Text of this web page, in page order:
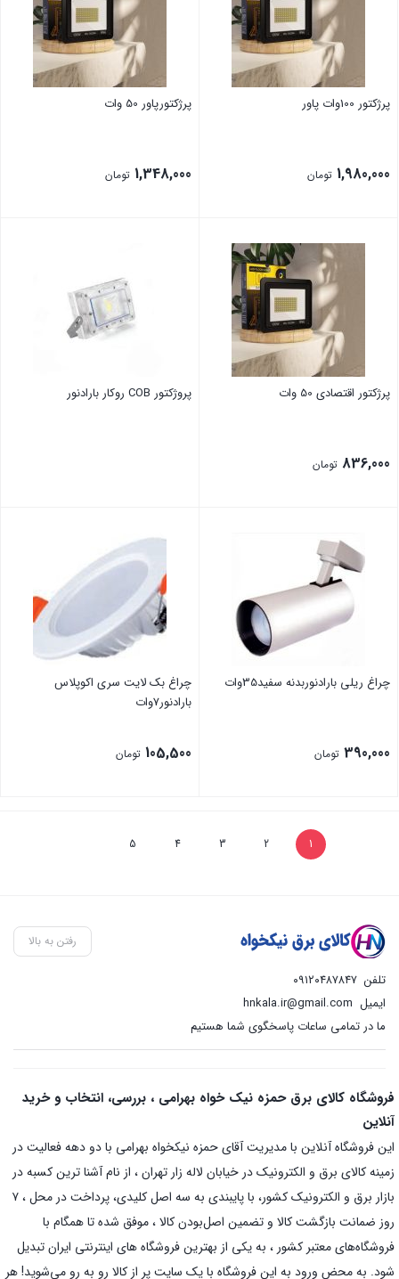
پرژکتور 100وات پاور
1,980,000 تومان
پرژکتورپاور 50 وات
1,348,000 تومان
پرژکتور اقتصادی 50 وات
836,000 تومان
پروژکتور COB روکار بارادنور
چراغ ریلی بارادنوربدنه سفید35وات
390,000 تومان
چراغ بک لایت سری اکوپلاس
بارادنور7وات
105,500 تومان
1
2
3
4
5
رفتن به بالا
تلفن ۰۹۱۲۰۴۸۷۸۴۷
ایمیل hnkala.ir@gmail.com
ما در تمامی ساعات پاسخگوی شما هستیم
فروشگاه کالای برق حمزه نیک خواه بهرامی ، بررسی، انتخاب و خرید
آنلاین
این فروشگاه آنلاین با مدیریت آقای حمزه نیکخواه بهرامی با دو دهه فعالیت در
زمینه کالای برق و الکترونیک در خیابان لاله زار تهران ، از نام آشنا ترین کسبه در
بازار برق و الکترونیک کشور، با پایبندی به سه اصل کلیدی، پرداخت در محل ، ۷
روز ضمانت بازگشت کالا و تضمین اصل‌بودن کالا ، موفق شده تا همگام با
فروشگاه‌های معتبر کشور ، به یکی از بهترین فروشگاه های اینترنتی ایران تبدیل
شود. به محض ورود به این فروشگاه با یک سایت پر از کالا رو به رو می‌شوید! هر